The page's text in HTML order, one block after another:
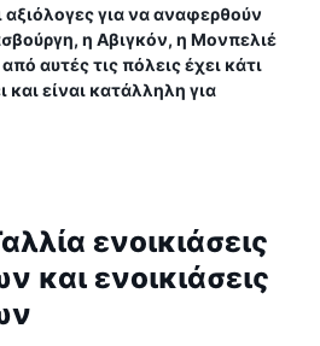
αξιόλογες για να αναφερθούν
η Αβιγκόν, η Μονπελιέ
αυτές τις πόλεις έχει κάτι
είναι κατάλληλη για
ενοικιάσεις
και ενοικιάσεις